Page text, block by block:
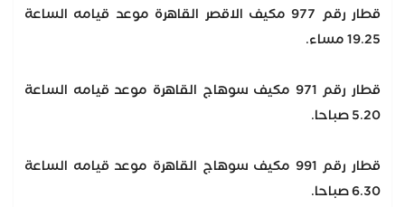
قطار رقم 977 مكيف الاقصر القاهرة موعد قيامه الساعة
19.25 مساء.
قطار رقم 971 مكيف سوهاج القاهرة موعد قيامه الساعة
5.20 صباحا.
قطار رقم 991 مكيف سوهاج القاهرة موعد قيامه الساعة
6.30 صباحا.